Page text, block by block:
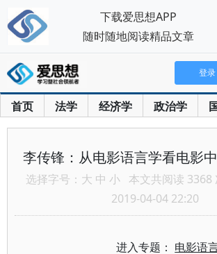
首页 法学 经济学 政治学
登录
李传锋：从电影语言学看电影
选择字号： 大 中 小 本文共阅读 3368
2019-04-04 22:20
进入专题： 电影语
下载爱思想APP
随时随地阅读精品文章